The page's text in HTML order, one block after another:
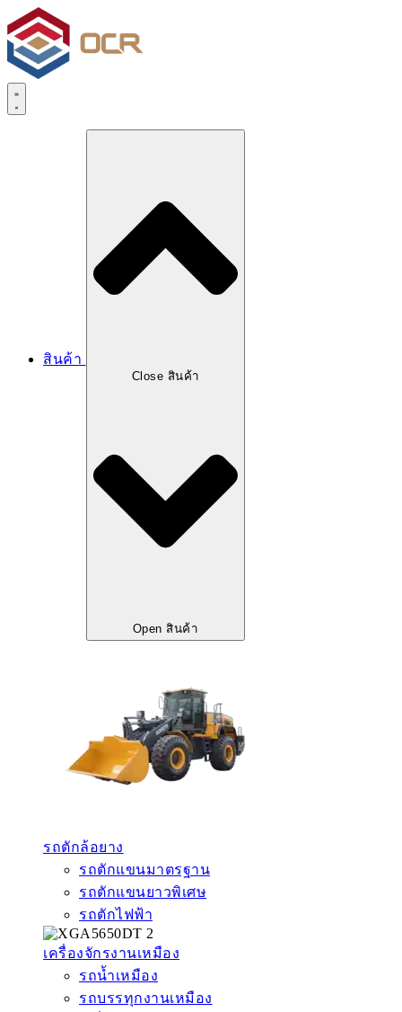
สินค้า
Close สินค้า
Open สินค้า
รถตักล้อยาง
รถตักแขนมาตรฐาน
รถตักแขนยาวพิเศษ
รถตักไฟฟ้า
เครื่องจักรงานเหมือง
รถน้ำเหมือง
รถบรรทุกงานเหมือง